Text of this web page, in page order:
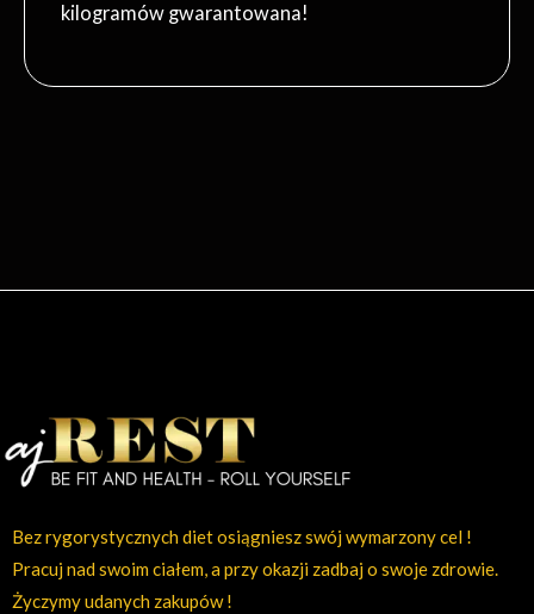
kilogramów gwarantowana!
Bez rygorystycznych diet osiągniesz swój wymarzony cel !
Pracuj nad swoim ciałem, a przy okazji zadbaj o swoje zdrowie.
Życzymy udanych zakupów !